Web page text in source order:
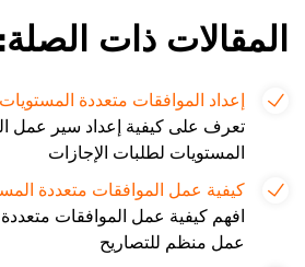
المقالات ذات
إعداد الموافقات متعددة المستويات
تعرف على كيفية إعداد سير عمل
المستويات لطلبات الإجازات
كيفية عمل الموافقات متعددة
افهم كيفية عمل الموافقات
عمل منظم للتصاريح